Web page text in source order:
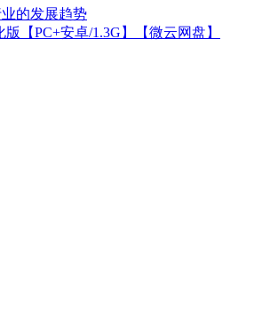
的发展趋势
【PC+安卓/1.3G】【微云网盘】